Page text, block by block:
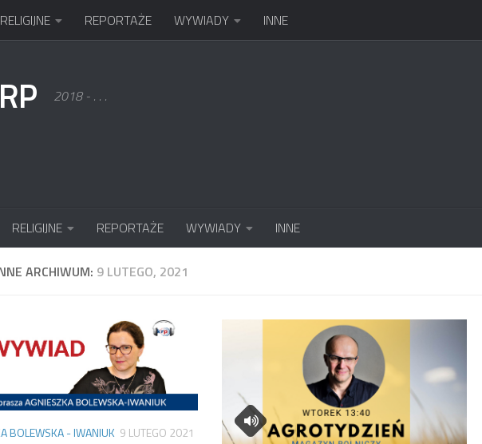
RELIGIJNE REPORTAŻE WYWIADY INNE
2018 - . . .
RELIGIJNE REPORTAŻE WYWIADY INNE
ARCHIWUM: 9 LUTEGO, 2021
BOLEWSKA - IWANIUK 9 LUTEGO 2021